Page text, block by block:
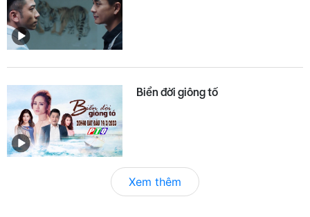
Biển đời giông tố
Xem thêm